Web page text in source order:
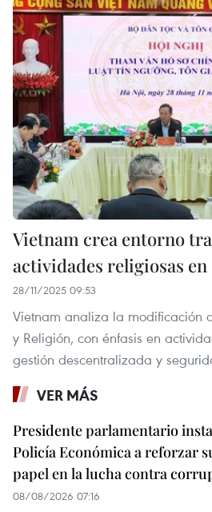
Vietnam crea entorno
actividades religiosas
28/11/2025 09:53
Vietnam analiza la modificación
y Religión, con énfasis en
gestión descentralizada y
VER MÁS
Presidente parlamentario
Policía Económica a reforzar
papel en la lucha contra
08/08/2026 07:16